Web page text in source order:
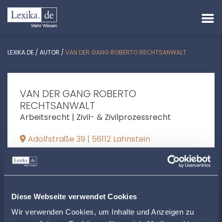
Diese Webseite verwendet Cookies
Wir verwenden Cookies, um Inhalte und Anzeigen zu
LEXIKA.DE / AUTOR / VAN DER GANG ROBERTO RECHTSANWALT
VAN DER GANG ROBERTO
RECHTSANWALT
Arbeitsrecht | Zivil- & Zivilprozessrecht
Adolfstraße 39 | 56112 Lahnstein
info@ravdg.de
+492621627444
roberto-van-der-gang-
rechtsanwalt.weblocator.de